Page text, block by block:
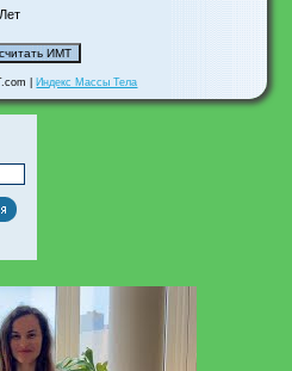
Лет
| Индекс Массы Тела